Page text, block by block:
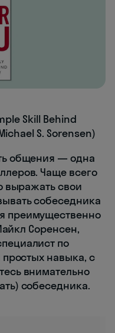
Skill Behind
S. Sorensen)
общения — одна
Чаще всего
выражать свои
собеседника
преимущественно
Соренсен,
по
простых навыка, с
внимательно
собеседника.